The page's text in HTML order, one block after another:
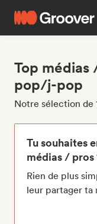
Top médias
pop/j-pop
Notre sélection
Tu souhaites
médias / pros
Rien de plus
leur partager ta